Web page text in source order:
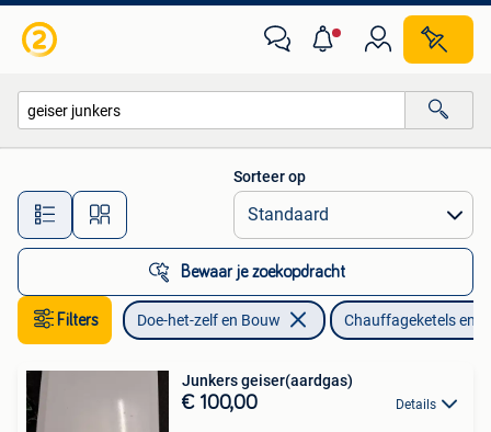
Alle afstanden…
Sorteer op
Bewaar je zoekopdracht
Filters Doe-het-zelf en Bouw Chauffageketels en
Junkers geiser(aardgas)
€ 100,00 Details